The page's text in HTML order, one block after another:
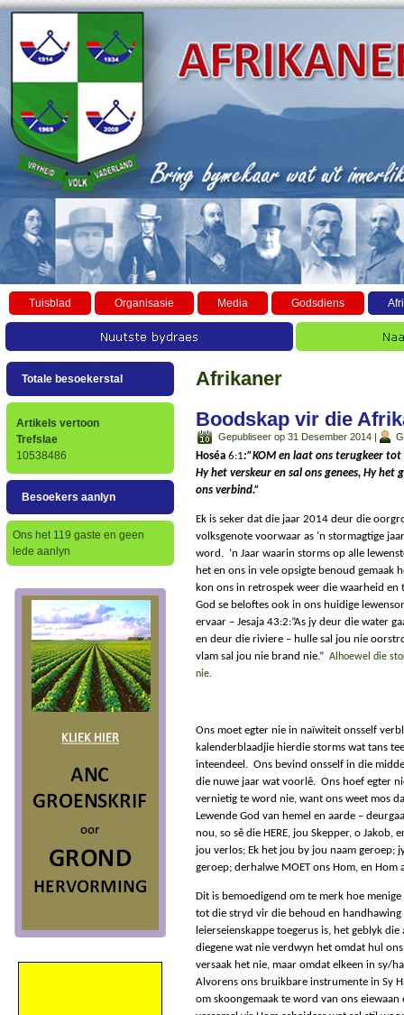
Tuisblad Organisasie Media Godsdiens
Totale besoekerstal
Artikels vertoon
Trefslae
10538486
Besoekers aanlyn
Ons het 119 gaste en geen
lede aanlyn
Afrikaner
Boodskap vir die
Gepubliseer op 31 Desember 2014 |
Hoséa 6:1:”KOM en laat ons terugkeer tot
Hy het verskeur en sal ons genees, Hy het
ons verbind.”
Ek is seker dat die jaar 2014 deur die
volksgenote voorwaar as ‘n stormagtige
word. ‘n Jaar waarin storms op alle
het en ons in vele opsigte benoud gemaak
kon ons in retrospek weer die waarheid en
God se beloftes ook in ons huidige
ervaar – Jesaja 43:2:”As jy deur die water
en deur die riviere – hulle sal jou nie
vlam sal jou nie brand nie.” Alhoewel die
nie.
Ons moet egter nie in naïwiteit onsself
kalenderblaadjie hierdie storms wat tans
inteendeel. Ons bevind onsself in die
die nuwe jaar wat voorlê. Ons hoef egter
vernietig te word nie, want ons weet mos
Lewende God van hemel en aarde –
nou, so sê die HERE, jou Skepper, o Jakob,
jou verlos; Ek het jou by jou naam geroep;
geroep; derhalwe MOET ons Hom, en
Dit is bemoedigend om te merk hoe
tot die stryd vir die behoud en handhawing
leierseienskappe toegerus is, het geblyk
diegene wat nie verdwyn het omdat hul
versaak het nie, maar omdat elkeen in sy/
Alvorens ons bruikbare instrumente in Sy
om skoongemaak te word van ons